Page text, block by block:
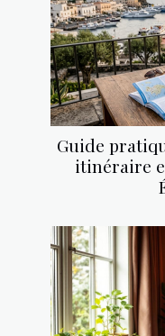
Guide
itinéraire